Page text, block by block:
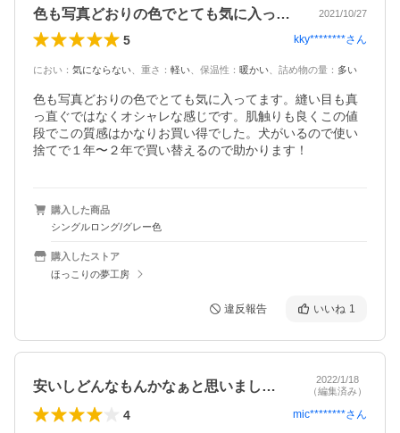
色も写真どおりの色でとても気に入ってま… 2021/10/27
5 kky********さん
におい ： 気にならない 重さ ： 軽い 保温性 ： 暖かい 詰め物の量 ： 多い
色も写真どおりの色でとても気に入ってます。縫い目も真
っ直ぐではなくオシャレな感じです。肌触りも良くこの値
段でこの質感はかなりお買い得でした。犬がいるので使い
捨てで１年〜２年で買い替えるので助かります！
購入した商品
シングルロング/グレー色
購入したストア
ほっこりの夢工房
違反報告 いいね 1
安いしどんなもんかなぁと思いましたが、…
2022/1/18
（編集済み）
4 mic********さん